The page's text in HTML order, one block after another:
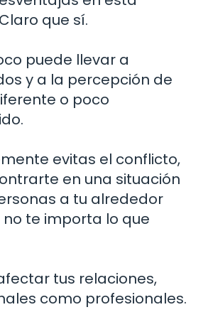
que sí.
puede llevar a
y a la percepción de
o poco
evitas el conflicto,
en una situación
a tu alrededor
no te importa lo que
tus relaciones,
como profesionales.